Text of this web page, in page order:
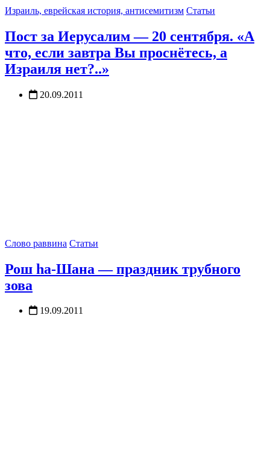
Израиль, еврейская история, антисемитизм Статьи
Пост за Иерусалим — 20 сентября. «А
что, если завтра Вы проснётесь, а
Израиля нет?..»
20.09.2011
Слово раввина Статьи
Рош ha-Шана — праздник трубного
зова
19.09.2011